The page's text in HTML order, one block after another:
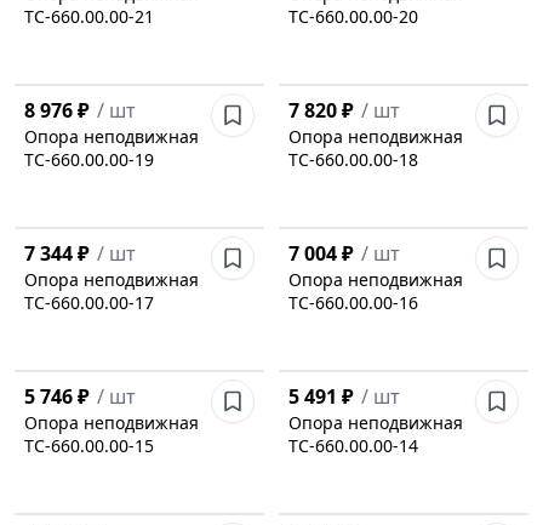
ТС-660.00.00-21
ТС-660.00.00-20
8 976 ₽ / шт
Опора неподвижная
ТС-660.00.00-19
7 820 ₽ / шт
Опора неподвижная
ТС-660.00.00-18
7 344 ₽ / шт
Опора неподвижная
ТС-660.00.00-17
7 004 ₽ / шт
Опора неподвижная
ТС-660.00.00-16
5 746 ₽ / шт
Опора неподвижная
ТС-660.00.00-15
5 491 ₽ / шт
Опора неподвижная
ТС-660.00.00-14